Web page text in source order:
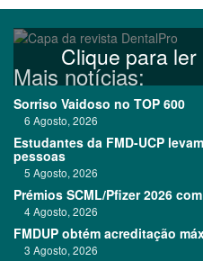
Clique para ler
Mais notícias:
Sorriso Vaidoso no TOP 600
6 Agosto, 2026
Estudantes da FMD-UCP
pessoas
5 Agosto, 2026
Prémios SCML/Pfizer 2026
4 Agosto, 2026
FMDUP obtém acreditação
3 Agosto, 2026